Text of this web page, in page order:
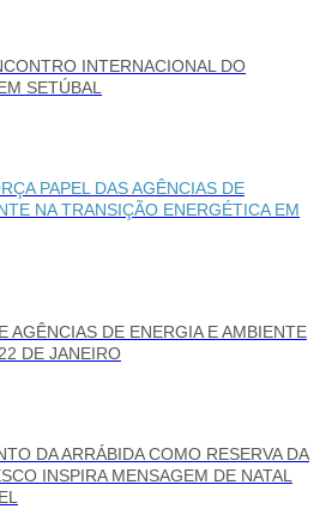
INTERNACIONAL DO
SETÚBAL
PAPEL DAS AGÊNCIAS DE
NA TRANSIÇÃO ENERGÉTICA EM
AGÊNCIAS DE ENERGIA E AMBIENTE
DE JANEIRO
DA ARRÁBIDA COMO RESERVA DA
INSPIRA MENSAGEM DE NATAL